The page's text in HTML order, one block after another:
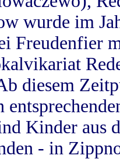
wurde im
Freudenfier
diesem
Kinder aus
- in